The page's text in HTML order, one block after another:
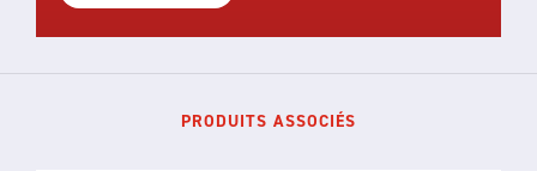
PRODUITS ASSOCIÉS